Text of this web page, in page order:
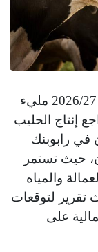
يستعد قطاع الألبان الأسترالي لموسم 2026/27 مليء
إنتاج الحليب
في رابوبنك
حيث تستمر
والمياه
تقرير لتوقعات
على